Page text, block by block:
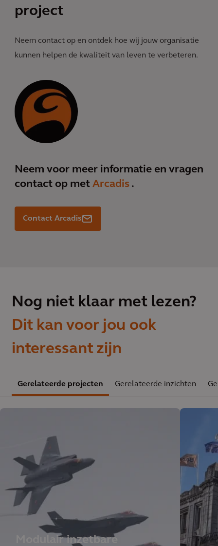
project
Neem contact op en ontdek hoe wij jouw organisatie
kunnen helpen de kwaliteit van leven te verbeteren.
Neem voor meer informatie en vragen
contact op met Arcadis .
Contact Arcadis
Nog niet klaar met lezen?
Dit kan voor jou ook
interessant zijn
Gerelateerde projecten Gerelateerde inzichten
Modulair inzetbare